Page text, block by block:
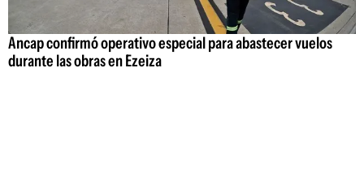
Ancap confirmó operativo especial para abastecer vuelos
durante las obras en Ezeiza